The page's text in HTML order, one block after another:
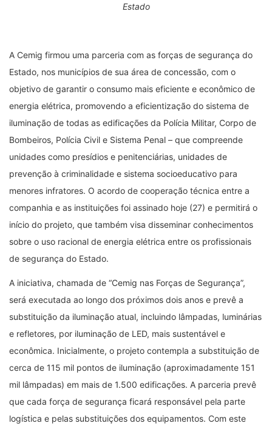
Estado
A Cemig firmou uma parceria com as forças de segurança do
Estado, nos municípios de sua área de concessão, com o
objetivo de garantir o consumo mais eficiente e econômico de
energia elétrica, promovendo a eficientização do sistema de
iluminação de todas as edificações da Polícia Militar, Corpo de
Bombeiros, Polícia Civil e Sistema Penal – que compreende
unidades como presídios e penitenciárias, unidades de
prevenção à criminalidade e sistema socioeducativo para
menores infratores. O acordo de cooperação técnica entre a
companhia e as instituições foi assinado hoje (27) e permitirá o
início do projeto, que também visa disseminar conhecimentos
sobre o uso racional de energia elétrica entre os profissionais
de segurança do Estado.
A iniciativa, chamada de “Cemig nas Forças de Segurança”,
será executada ao longo dos próximos dois anos e prevê a
substituição da iluminação atual, incluindo lâmpadas, luminárias
e refletores, por iluminação de LED, mais sustentável e
econômica. Inicialmente, o projeto contempla a substituição de
cerca de 115 mil pontos de iluminação (aproximadamente 151
mil lâmpadas) em mais de 1.500 edificações. A parceria prevê
que cada força de segurança ficará responsável pela parte
logística e pelas substituições dos equipamentos. Com este